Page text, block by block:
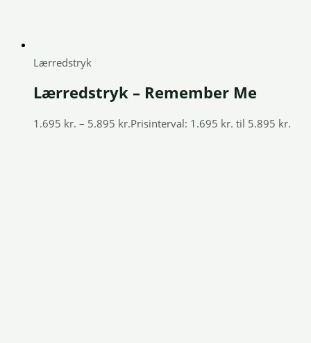
Lærredstryk
Lærredstryk – Remember Me
1.695 kr. – 5.895 kr.Prisinterval: 1.695 kr. til 5.895 kr.